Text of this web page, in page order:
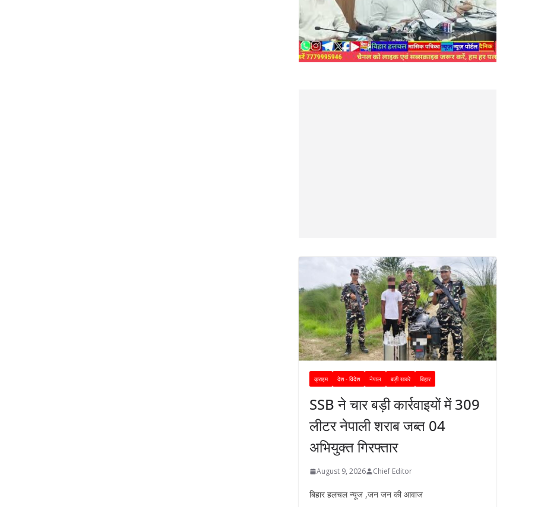
क्राइम देश - विदेश नेपाल बड़ी खबरे बिहार
SSB ने चार बड़ी कार्रवाइयों में 309
लीटर नेपाली शराब जब्त 04
अभियुक्त गिरफ्तार
August 9, 2026 Chief Editor
बिहार हलचल न्यूज ,जन जन की आवाज